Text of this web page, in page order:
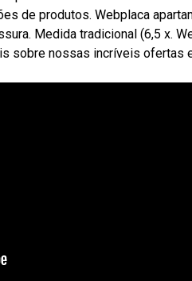
de produtos. Webplaca
Medida tradicional (6,5 x.
sobre nossas incríveis ofertas